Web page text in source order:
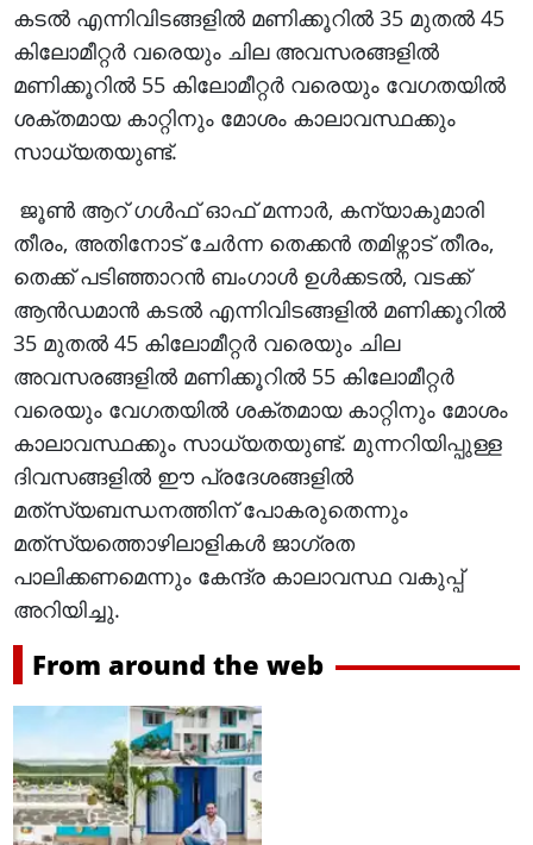
കടൽ എന്നിവിടങ്ങളിൽ മണിക്കൂറിൽ 35 മുതൽ 45
കിലോമീറ്റർ വരെയും ചില അവസരങ്ങളിൽ
മണിക്കൂറിൽ 55 കിലോമീറ്റർ വരെയും വേഗതയിൽ
ശക്തമായ കാറ്റിനും മോശം കാലാവസ്ഥക്കും
സാധ്യതയുണ്ട്.
ജൂൺ ആറ് ഗൾഫ് ഓഫ് മന്നാർ, കന്യാകുമാരി
തീരം, അതിനോട് ചേർന്ന തെക്കൻ തമിഴ്നാട് തീരം,
തെക്ക് പടിഞ്ഞാറൻ ബംഗാൾ ഉൾക്കടൽ, വടക്ക്
ആൻഡമാൻ കടൽ എന്നിവിടങ്ങളിൽ മണിക്കൂറിൽ
35 മുതൽ 45 കിലോമീറ്റർ വരെയും ചില
അവസരങ്ങളിൽ മണിക്കൂറിൽ 55 കിലോമീറ്റർ
വരെയും വേഗതയിൽ ശക്തമായ കാറ്റിനും മോശം
കാലാവസ്ഥക്കും സാധ്യതയുണ്ട്. മുന്നറിയിപ്പുള്ള
ദിവസങ്ങളിൽ ഈ പ്രദേശങ്ങളിൽ
മത്‍സ്യബന്ധനത്തിന് പോകരുതെന്നും
മത്‍സ്യത്തൊഴിലാളികൾ ജാഗ്രത
പാലിക്കണമെന്നും കേന്ദ്ര കാലാവസ്ഥ വകുപ്പ്
അറിയിച്ചു.
From around the web